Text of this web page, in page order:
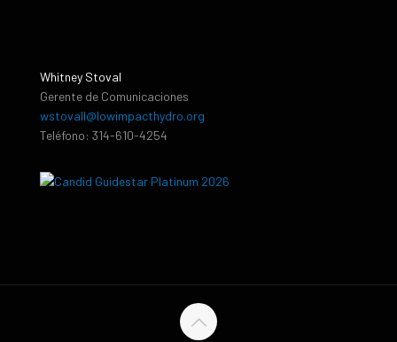
Whitney Stoval
Gerente de Comunicaciones
wstovall@lowimpacthydro.org
Teléfono: 314-610-4254